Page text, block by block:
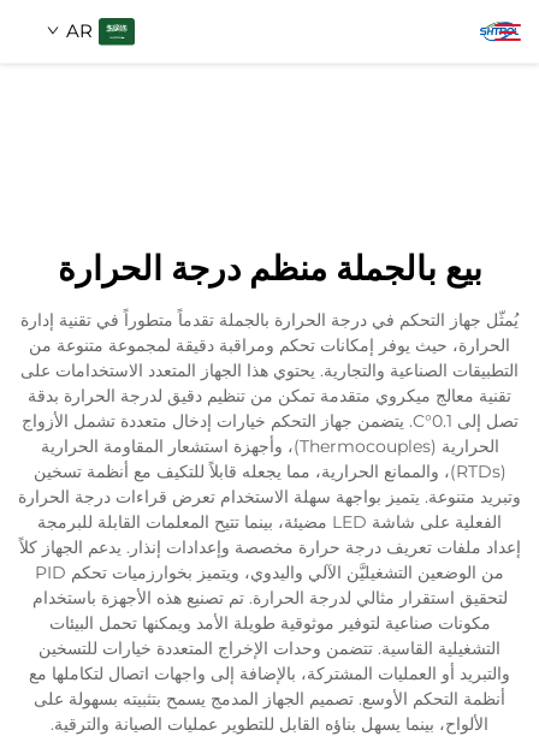
AR
اتصل بنا
بيع بالجملة منظم درجة الحرارة
يُمثّل جهاز التحكم في درجة الحرارة بالجملة تقدماً متطوراً في تقنية إدارة
الحرارة، حيث يوفر إمكانات تحكم ومراقبة دقيقة لمجموعة متنوعة من
التطبيقات الصناعية والتجارية. يحتوي هذا الجهاز المتعدد الاستخدامات على
تقنية معالج ميكروي متقدمة تمكن من تنظيم دقيق لدرجة الحرارة بدقة
تصل إلى 0.1°C. يتضمن جهاز التحكم خيارات إدخال متعددة تشمل الأزواج
الحرارية (Thermocouples)، وأجهزة استشعار المقاومة الحرارية
(RTDs)، والممانع الحرارية، مما يجعله قابلاً للتكيف مع أنظمة تسخين
وتبريد متنوعة. يتميز بواجهة سهلة الاستخدام تعرض قراءات درجة الحرارة
الفعلية على شاشة LED مضيئة، بينما تتيح المعلمات القابلة للبرمجة
إعداد ملفات تعريف درجة حرارة مخصصة وإعدادات إنذار. يدعم الجهاز كلاً
من الوضعين التشغيليَّن الآلي واليدوي، ويتميز بخوارزميات تحكم PID
لتحقيق استقرار مثالي لدرجة الحرارة. تم تصنيع هذه الأجهزة باستخدام
مكونات صناعية لتوفير موثوقية طويلة الأمد ويمكنها تحمل البيئات
التشغيلية القاسية. تتضمن وحدات الإخراج المتعددة خيارات للتسخين
والتبريد أو العمليات المشتركة، بالإضافة إلى واجهات اتصال لتكاملها مع
أنظمة التحكم الأوسع. تصميم الجهاز المدمج يسمح بتثبيته بسهولة على
الألواح، بينما يسهل بناؤه القابل للتطوير عمليات الصيانة والترقية.